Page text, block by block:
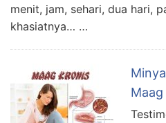
menit, jam, sehari, dua hari,
khasiatnya… …
Maag